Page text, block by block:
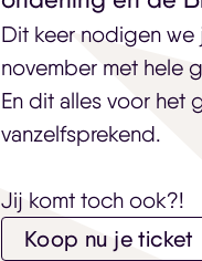
Dit keer nodigen we
november met hele
En dit alles voor het
vanzelfsprekend.
Jij komt toch ook?!
Koop nu je ticket